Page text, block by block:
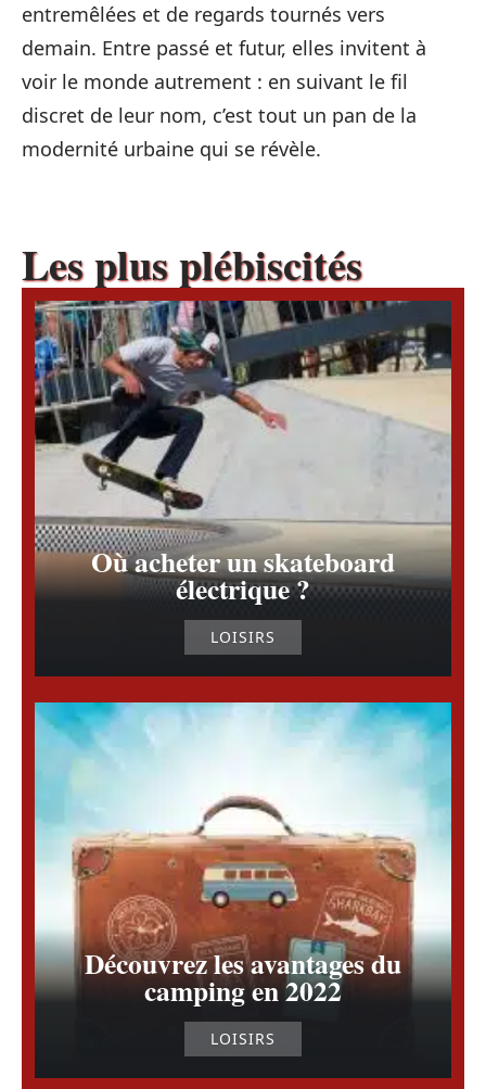
entremêlées et de regards tournés vers
demain. Entre passé et futur, elles invitent à
voir le monde autrement : en suivant le fil
discret de leur nom, c’est tout un pan de la
modernité urbaine qui se révèle.
Les plus plébiscités
Où acheter un skateboard
électrique ?
LOISIRS
Découvrez les avantages du
camping en 2022
LOISIRS